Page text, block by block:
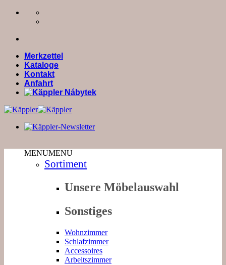
Zum
Merkzettel
Kataloge
Kontakt
Anfahrt
MENUMENU
Sortiment
Unsere Möbelauswahl
Sonstiges
Wohnzimmer
Schlafzimmer
Accessoires
Arbeitszimmer